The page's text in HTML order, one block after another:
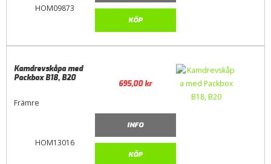
HOM09873
KÖP
HOM13016
Kamdrevskåpa med
Packbox B18, B20
Främre
695,00kr
INFO
KÖP